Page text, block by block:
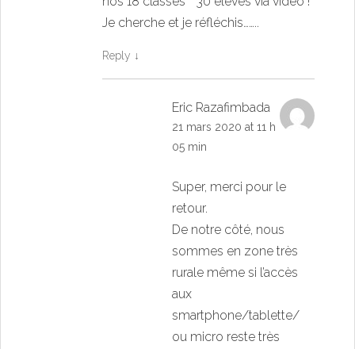
Je cherche et je réfléchis……..
Reply ↓
Eric Razafimbada
21 mars 2020 at 11 h
05 min
Super, merci pour le
retour.
De notre côté, nous
sommes en zone très
rurale même si l’accès
aux
smartphone/tablette/
ou micro reste très